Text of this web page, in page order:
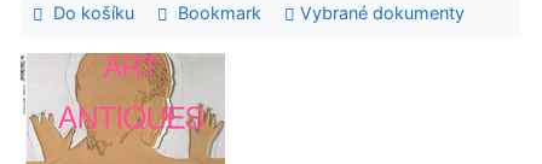
Do košíku Bookmark Vybrané dokumenty